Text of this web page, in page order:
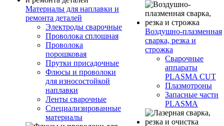
Материалы для наплавки и
ремонта деталей
Электроды сварочные
Проволока сплошная
Проволока
порошковая
Прутки присадочные
Флюсы и проволоки
для износостойкой
наплавки
Ленты сварочные
Специализированные
материалы
Воздушно-плазменная
сварка, резка и
строжка
Сварочные
аппараты
PLASMA CUT
Плазмотроны
Запасные части
PLASMA